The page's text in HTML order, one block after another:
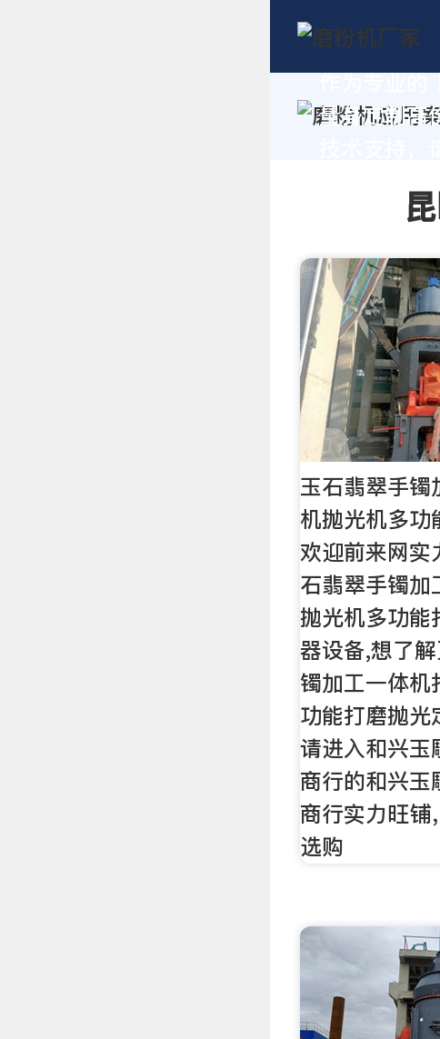
量身定制高
玉石翡翠手镯
机抛光机多功
欢迎前来网实
石翡翠手镯加
抛光机多功能
器设备,想了
镯加工一体机
功能打磨抛光
请进入和兴玉
商行的和兴玉
商行实力旺铺
选购